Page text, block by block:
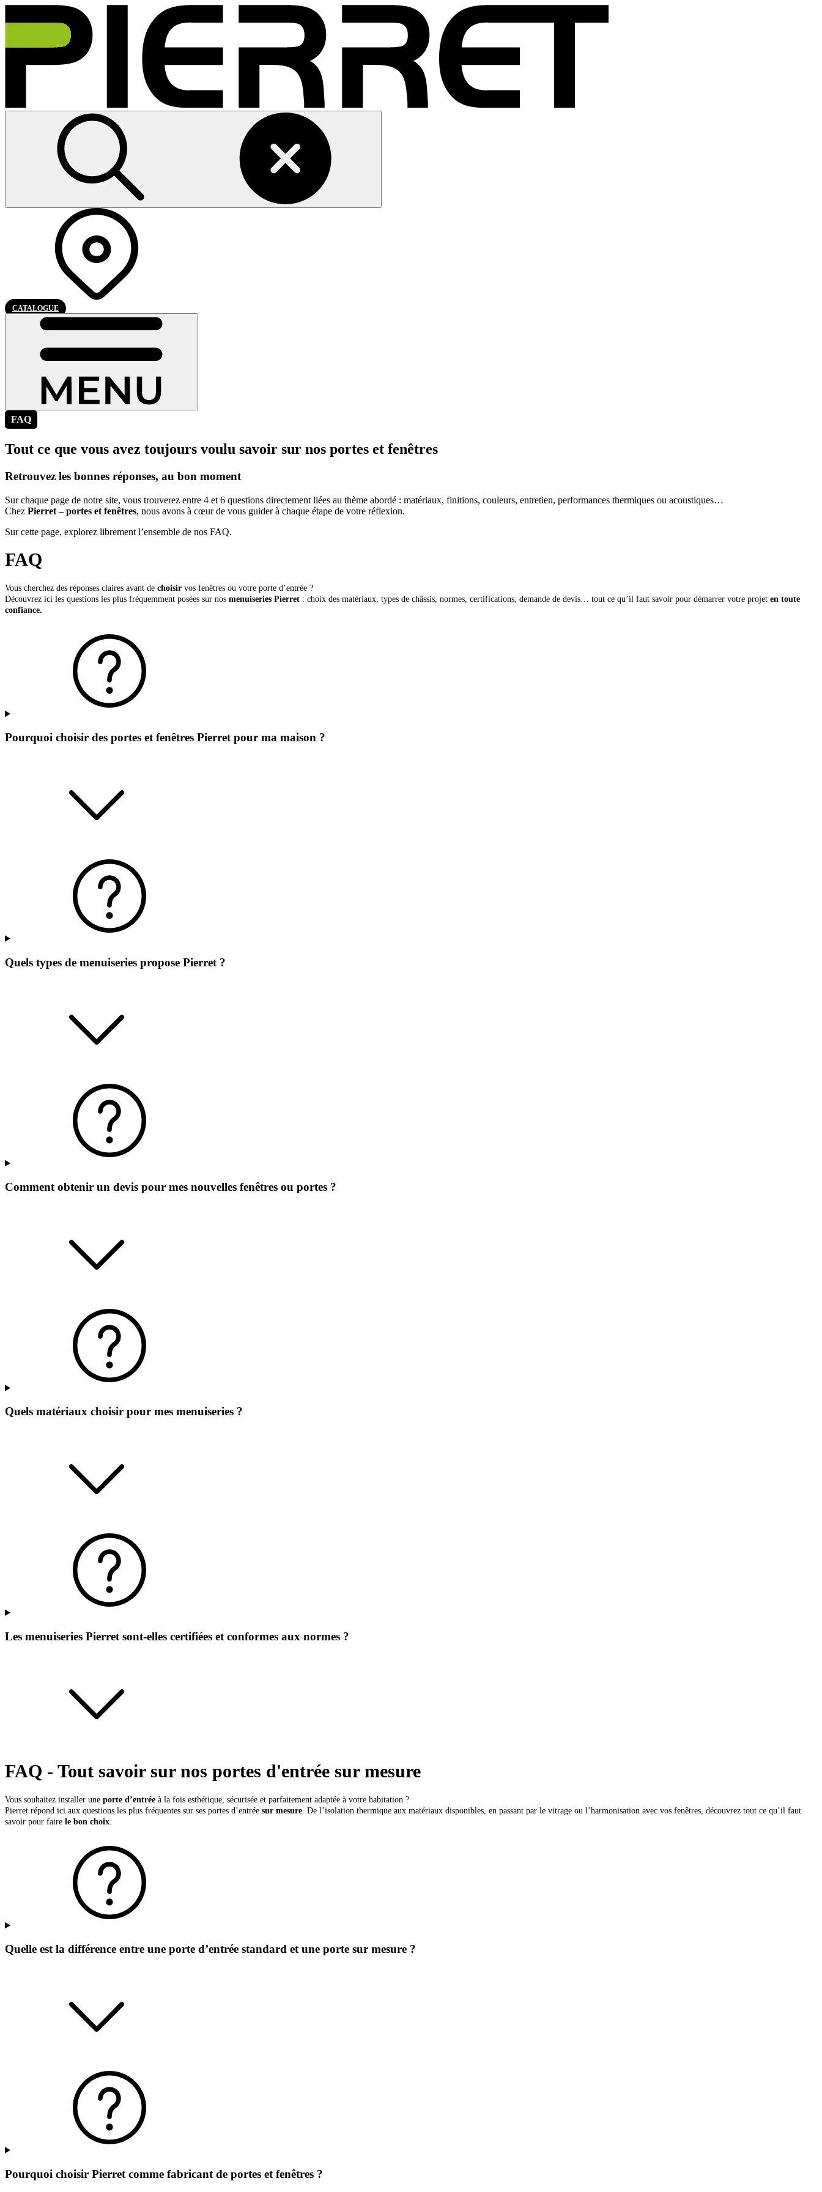
CATALOGUE
FAQ
Tout ce que vous avez toujours voulu savoir sur nos portes et fenêtres
Retrouvez les bonnes réponses, au bon moment
Sur chaque page de notre site, vous trouverez entre 4 et 6 questions directement liées au thème abordé : matériaux, finitions, couleurs, entretien, performances thermiques ou acoustiques…
Chez Pierret – portes et fenêtres, nous avons à cœur de vous guider à chaque étape de votre réflexion.
Sur cette page, explorez librement l’ensemble de nos FAQ.
FAQ
Vous cherchez des réponses claires avant de choisir vos fenêtres ou votre porte d’entrée ?
Découvrez ici les questions les plus fréquemment posées sur nos menuiseries Pierret : choix des matériaux, types de châssis, normes, certifications, demande de devis… tout ce qu’il faut savoir pour démarrer votre projet en toute
confiance.
Pourquoi choisir des portes et fenêtres Pierret pour ma maison ?
Quels types de menuiseries propose Pierret ?
Comment obtenir un devis pour mes nouvelles fenêtres ou portes ?
Quels matériaux choisir pour mes menuiseries ?
Les menuiseries Pierret sont-elles certifiées et conformes aux normes ?
FAQ - Tout savoir sur nos portes d'entrée sur mesure
Vous souhaitez installer une porte d’entrée à la fois esthétique, sécurisée et parfaitement adaptée à votre habitation ?
Pierret répond ici aux questions les plus fréquentes sur ses portes d’entrée sur mesure. De l’isolation thermique aux matériaux disponibles, en passant par le vitrage ou l’harmonisation avec vos fenêtres, découvrez tout ce qu’il faut
savoir pour faire le bon choix.
Quelle est la différence entre une porte d’entrée standard et une porte sur mesure ?
Pourquoi choisir Pierret comme fabricant de portes et fenêtres ?